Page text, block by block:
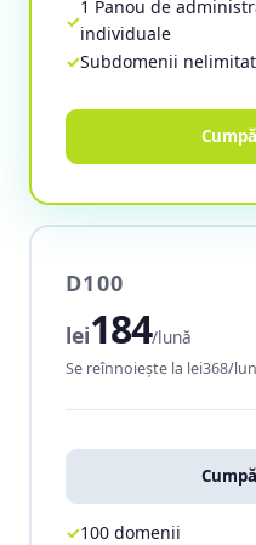
D100
lei184/lună
Se reînnoiește la lei368/
100 domenii
1 Panou de
individuale
Subdomenii